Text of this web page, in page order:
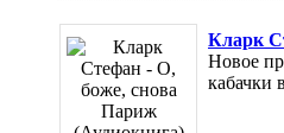
Кларк
Новое
кабачки